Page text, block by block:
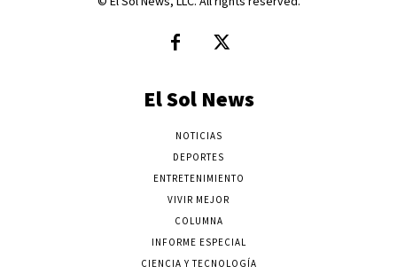
El Sol News
NOTICIAS
DEPORTES
ENTRETENIMIENTO
VIVIR MEJOR
COLUMNA
INFORME ESPECIAL
CIENCIA Y TECNOLOGÍA